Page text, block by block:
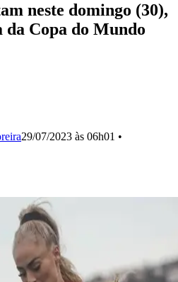
neste domingo (30),
Copa do Mundo
29/07/2023 às 06h01 •